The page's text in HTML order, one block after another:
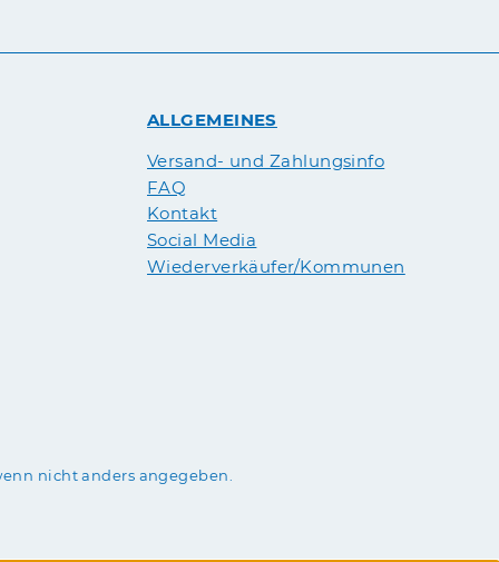
ALLGEMEINES
Versand- und Zahlungsinfo
FAQ
Kontakt
Social Media
Wiederverkäufer/Kommunen
nicht anders angegeben.